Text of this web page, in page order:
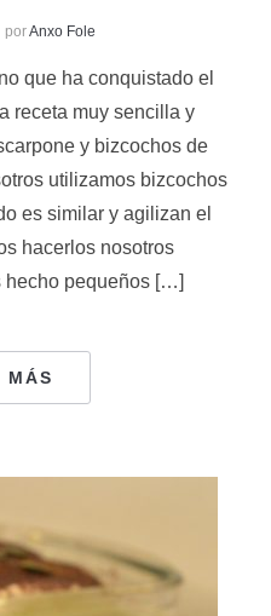
porAnxo Fole
que ha conquistado el
receta muy sencilla y
y bizcochos de
utilizamos bizcochos
es similar y agilizan el
hacerlos nosotros
hecho pequeños […]
MÁS